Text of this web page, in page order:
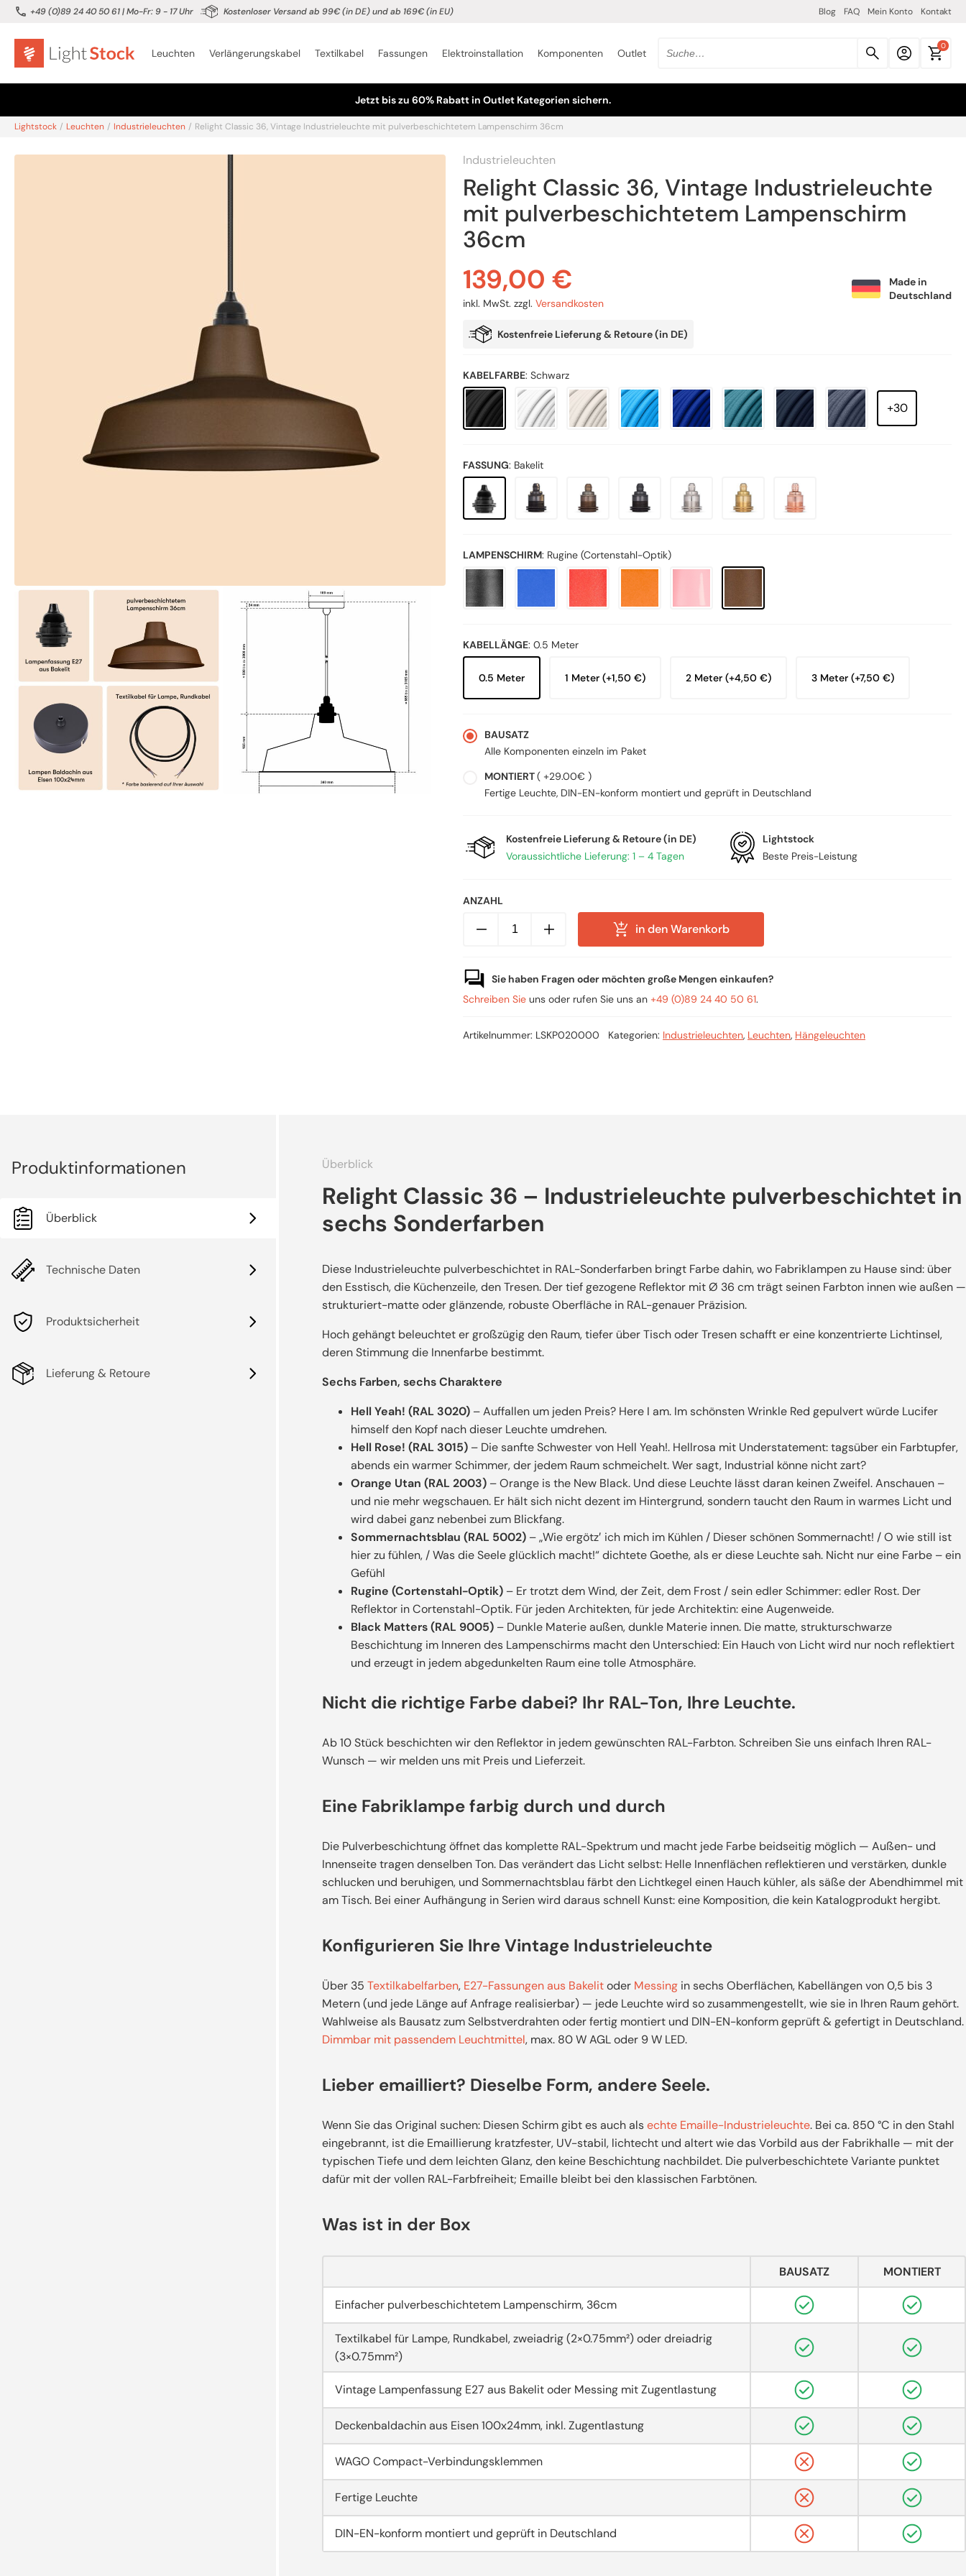
+49 (0)89 24 40 50 61| Mo-Fr: 9 - 17 Uhr Kostenloser Versand ab 99€ (in DE) und ab 169€ (in EU) Blog FAQ Mein Konto Kontakt
Leuchten Verlängerungskabel Textilkabel Fassungen Elektroinstallation Komponenten Outlet
Suche
produkten:
0
Jetzt bis zu 60% Rabatt in Outlet Kategorien sichern.
Lightstock / Leuchten / Industrieleuchten / Relight Classic 36, Vintage Industrieleuchte mit pulverbeschichtetem Lampenschirm 36cm
Industrieleuchten
Relight Classic 36, Vintage Industrieleuchte
mit pulverbeschichtetem Lampenschirm
36cm
139,00 €
inkl. MwSt. zzgl. Versandkosten
Kostenfreie Lieferung & Retoure (in DE)
Made in
Deutschland
KABELFARBE: Schwarz
+30
FASSUNG: Bakelit
LAMPENSCHIRM: Rugine (Cortenstahl-Optik)
KABELLÄNGE: 0.5 Meter
0.5 Meter 1 Meter (+1,50 €) 2 Meter (+4,50 €) 3 Meter (+7,50 €)
BAUSATZ
Alle Komponenten einzeln im Paket
MONTIERT( +29.00€ )
Fertige Leuchte, DIN-EN-konform montiert und geprüft in Deutschland
Kostenfreie Lieferung & Retoure (in DE)
Voraussichtliche Lieferung: 1 – 4 Tagen
Lightstock
Beste Preis-Leistung
ANZAHL
Classic
mit
pulverbeschichtetem
Lampenschirm
in den Warenkorb
Sie haben Fragen oder möchten große Mengen einkaufen?
Schreiben Sie uns oder rufen Sie uns an +49 (0)89 24 40 50 61.
Artikelnummer: LSKP020000 Kategorien: Industrieleuchten, Leuchten, Hängeleuchten
Überblick
Technische Daten
Produktsicherheit
Lieferung & Retoure
Überblick
Relight Classic 36 – Industrieleuchte pulverbeschichtet in
sechs Sonderfarben
Diese Industrieleuchte pulverbeschichtet in RAL-Sonderfarben bringt Farbe dahin, wo Fabriklampen zu Hause sind: über
den Esstisch, die Küchenzeile, den Tresen. Der tief gezogene Reflektor mit Ø 36 cm trägt seinen Farbton innen wie außen —
strukturiert-matte oder glänzende, robuste Oberfläche in RAL-genauer Präzision.
Hoch gehängt beleuchtet er großzügig den Raum, tiefer über Tisch oder Tresen schafft er eine konzentrierte Lichtinsel,
deren Stimmung die Innenfarbe bestimmt.
Sechs Farben, sechs Charaktere
Hell Yeah! (RAL 3020) – Auffallen um jeden Preis? Here I am. Im schönsten Wrinkle Red gepulvert würde Lucifer
himself den Kopf nach dieser Leuchte umdrehen.
Hell Rose! (RAL 3015) – Die sanfte Schwester von Hell Yeah!. Hellrosa mit Understatement: tagsüber ein Farbtupfer,
abends ein warmer Schimmer, der jedem Raum schmeichelt. Wer sagt, Industrial könne nicht zart?
Orange Utan (RAL 2003) – Orange is the New Black. Und diese Leuchte lässt daran keinen Zweifel. Anschauen –
und nie mehr wegschauen. Er hält sich nicht dezent im Hintergrund, sondern taucht den Raum in warmes Licht und
wird dabei ganz nebenbei zum Blickfang.
Sommernachtsblau (RAL 5002) – „Wie ergötz′ ich mich im Kühlen / Dieser schönen Sommernacht! / O wie still ist
hier zu fühlen, / Was die Seele glücklich macht!“ dichtete Goethe, als er diese Leuchte sah. Nicht nur eine Farbe – ein
Gefühl
Rugine (Cortenstahl-Optik) – Er trotzt dem Wind, der Zeit, dem Frost / sein edler Schimmer: edler Rost. Der
Reflektor in Cortenstahl-Optik. Für jeden Architekten, für jede Architektin: eine Augenweide.
Black Matters (RAL 9005) – Dunkle Materie außen, dunkle Materie innen. Die matte, strukturschwarze
Beschichtung im Inneren des Lampenschirms macht den Unterschied: Ein Hauch von Licht wird nur noch reflektiert
und erzeugt in jedem abgedunkelten Raum eine tolle Atmosphäre.
Nicht die richtige Farbe dabei? Ihr RAL-Ton, Ihre Leuchte.
Ab 10 Stück beschichten wir den Reflektor in jedem gewünschten RAL-Farbton. Schreiben Sie uns einfach Ihren RAL-
Wunsch — wir melden uns mit Preis und Lieferzeit.
Eine Fabriklampe farbig durch und durch
Die Pulverbeschichtung öffnet das komplette RAL-Spektrum und macht jede Farbe beidseitig möglich — Außen- und
Innenseite tragen denselben Ton. Das verändert das Licht selbst: Helle Innenflächen reflektieren und verstärken, dunkle
schlucken und beruhigen, und Sommernachtsblau färbt den Lichtkegel einen Hauch kühler, als säße der Abendhimmel mit
am Tisch. Bei einer Aufhängung in Serien wird daraus schnell Kunst: eine Komposition, die kein Katalogprodukt hergibt.
Konfigurieren Sie Ihre Vintage Industrieleuchte
Über 35 Textilkabelfarben, E27-Fassungen aus Bakelitoder Messing in sechs Oberflächen, Kabellängen von 0,5 bis 3
Metern (und jede Länge auf Anfrage realisierbar) — jede Leuchte wird so zusammengestellt, wie sie in Ihren Raum gehört.
Wahlweise als Bausatz zum Selbstverdrahten oder fertig montiert und DIN-EN-konform geprüft & gefertigt in Deutschland.
Dimmbar mit passendem Leuchtmittel, max. 80 W AGL oder 9 W LED.
Lieber emailliert? Dieselbe Form, andere Seele.
Wenn Sie das Original suchen: Diesen Schirm gibt es auch alsechte Emaille-Industrieleuchte. Bei ca. 850 °C in den Stahl
eingebrannt, ist die Emaillierung kratzfester, UV-stabil, lichtecht und altert wie das Vorbild aus der Fabrikhalle — mit der
typischen Tiefe und dem leichten Glanz, den keine Beschichtung nachbildet. Die pulverbeschichtete Variante punktet
dafür mit der vollen RAL-Farbfreiheit; Emaille bleibt bei den klassischen Farbtönen.
Was ist in der Box
BAUSATZ MONTIERT
Einfacher pulverbeschichtetem Lampenschirm, 36cm
Textilkabel für Lampe, Rundkabel, zweiadrig (2×0.75mm²) oder dreiadrig
(3×0.75mm²)
Vintage Lampenfassung E27 aus Bakelit oder Messing mit Zugentlastung
Deckenbaldachin aus Eisen 100x24mm, inkl. Zugentlastung
WAGO Compact-Verbindungsklemmen
Fertige Leuchte
DIN-EN-konform montiert und geprüft in Deutschland